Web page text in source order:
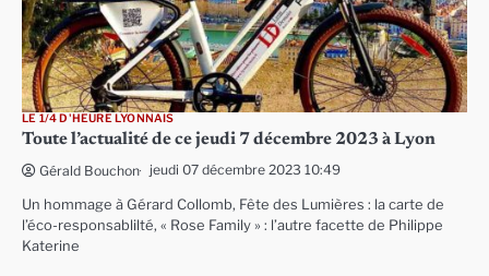
LE 1/4 D'HEURE LYONNAIS
Toute l’actualité de ce jeudi 7 décembre 2023 à Lyon
Gérald Bouchon jeudi 07 décembre 2023 10:49
Un hommage à Gérard Collomb, Fête des Lumières : la carte de
l’éco-responsablilté, « Rose Family » : l’autre facette de Philippe
Katerine